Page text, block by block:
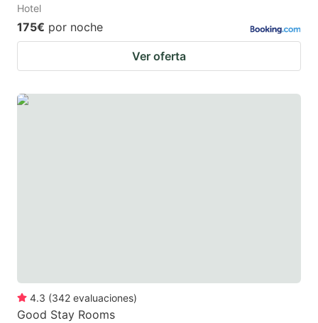
Hotel
175€ por noche
Ver oferta
4.3 (342 evaluaciones)
Good Stay Rooms